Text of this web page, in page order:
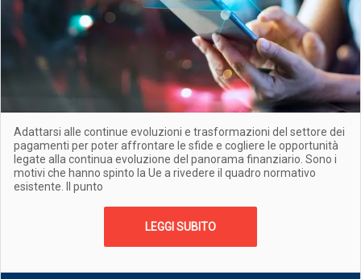
Adattarsi alle continue evoluzioni e trasformazioni del settore dei
pagamenti per poter affrontare le sfide e cogliere le opportunità
legate alla continua evoluzione del panorama finanziario. Sono i
motivi che hanno spinto la Ue a rivedere il quadro normativo
esistente. Il punto
LEGGI SUBITO